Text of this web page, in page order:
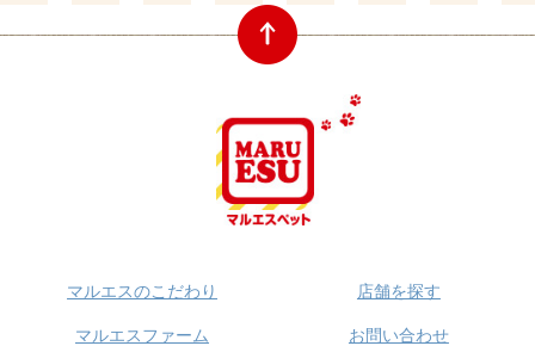
マルエスのこだわり
マルエスファーム
店舗を探す
お問い合わせ